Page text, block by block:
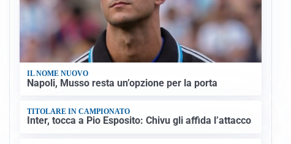
IL NOME NUOVO
Napoli, Musso resta un’opzione per la porta
TITOLARE IN CAMPIONATO
Inter, tocca a Pio Esposito: Chivu gli affida l’attacco